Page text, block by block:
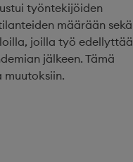
työntekijöiden
määrään sekä
joilla työ edellyttää
jälkeen. Tämä